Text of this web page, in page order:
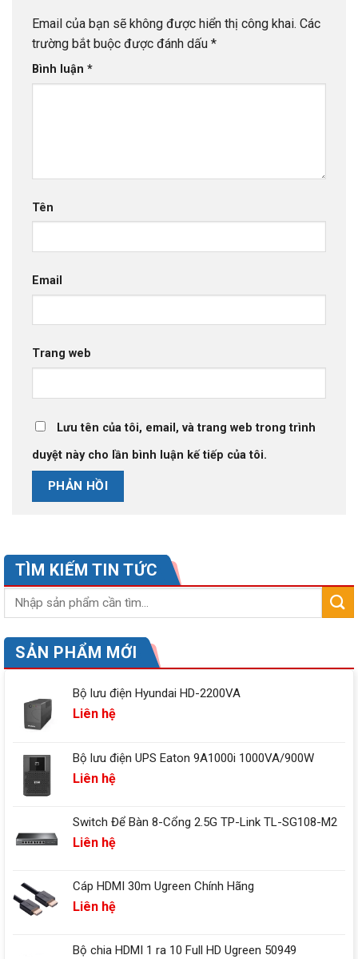
Email của bạn sẽ không được hiển thị công khai. Các
trường bắt buộc được đánh dấu *
Bình luận *
Tên
Email
Trang web
Lưu tên của tôi, email, và trang web trong trình
duyệt này cho lần bình luận kế tiếp của tôi.
TÌM KIẾM TIN TỨC
SẢN PHẨM MỚI
Bộ lưu điện Hyundai HD-2200VA
Liên hệ
Bộ lưu điện UPS Eaton 9A1000i 1000VA/900W
Liên hệ
Switch Để Bàn 8-Cổng 2.5G TP-Link TL-SG108-M2
Liên hệ
Cáp HDMI 30m Ugreen Chính Hãng
Liên hệ
Bộ chia HDMI 1 ra 10 Full HD Ugreen 50949